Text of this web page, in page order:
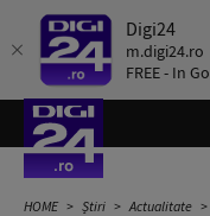
Digi24
m.digi24.ro
FREE - In
HOME Știri Actualitate